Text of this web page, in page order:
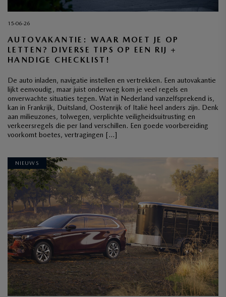
15-06-26
AUTOVAKANTIE: WAAR MOET JE OP
LETTEN? DIVERSE TIPS OP EEN RIJ +
HANDIGE CHECKLIST!
De auto inladen, navigatie instellen en vertrekken. Een autovakantie
lijkt eenvoudig, maar juist onderweg kom je veel regels en
onverwachte situaties tegen. Wat in Nederland vanzelfsprekend is,
kan in Frankrijk, Duitsland, Oostenrijk of Italië heel anders zijn. Denk
aan milieuzones, tolwegen, verplichte veiligheidsuitrusting en
verkeersregels die per land verschillen. Een goede voorbereiding
voorkomt boetes, vertragingen […]
NIEUWS